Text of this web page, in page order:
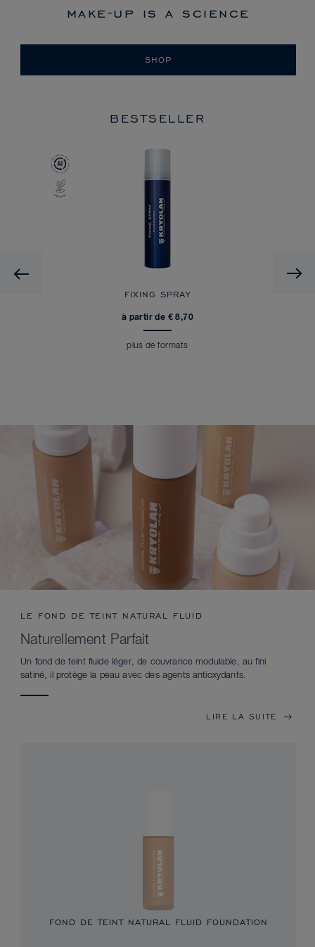
make-up is a science
SHOP
BESTSELLER
FIXING SPRAY
à partir de € 8,70
plus de formats
LE FOND DE TEINT NATURAL FLUID
Naturellement Parfait
Un fond de teint fluide léger, de couvrance modulable, au fini
satiné, il protège la peau avec des agents antioxydants.
LIRE LA SUITE
FOND DE TEINT NATURAL FLUID FOUNDATION